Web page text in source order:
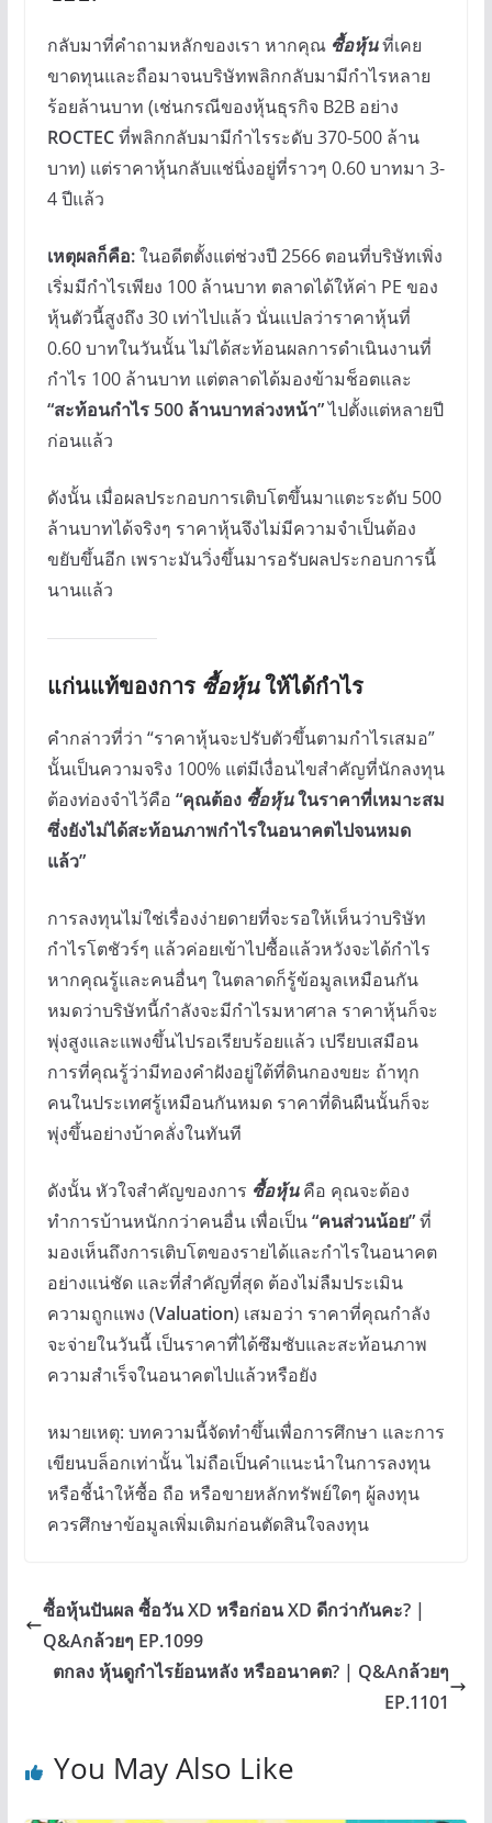
กลับมาที่คำถามหลักของเรา หากคุณ ซื้อหุ้นที่เคย
ขาดทุนและถือมาจนบริษัทพลิกกลับมามีกำไรหลาย
ร้อยล้านบาท (เช่นกรณีของหุ้นธุรกิจ B2B อย่าง
ROCTECที่พลิกกลับมามีกำไรระดับ 370-500 ล้าน
บาท) แต่ราคาหุ้นกลับแช่นิ่งอยู่ที่ราวๆ 0.60 บาทมา 3-
4 ปีแล้ว
เหตุผลก็คือ:ในอดีตตั้งแต่ช่วงปี 2566 ตอนที่บริษัทเพิ่ง
เริ่มมีกำไรเพียง 100 ล้านบาท ตลาดได้ให้ค่า PE ของ
หุ้นตัวนี้สูงถึง 30 เท่าไปแล้ว นั่นแปลว่าราคาหุ้นที่
0.60 บาทในวันนั้น ไม่ได้สะท้อนผลการดำเนินงานที่
กำไร 100 ล้านบาท แต่ตลาดได้มองข้ามช็อตและ
“สะท้อนกำไร 500 ล้านบาทล่วงหน้า”ไปตั้งแต่หลายปี
ก่อนแล้ว
ดังนั้น เมื่อผลประกอบการเติบโตขึ้นมาแตะระดับ 500
ล้านบาทได้จริงๆ ราคาหุ้นจึงไม่มีความจำเป็นต้อง
ขยับขึ้นอีก เพราะมันวิ่งขึ้นมารอรับผลประกอบการนี้
นานแล้ว
แก่นแท้ของการ ซื้อหุ้นให้ได้กำไร
คำกล่าวที่ว่า “ราคาหุ้นจะปรับตัวขึ้นตามกำไรเสมอ”
นั้นเป็นความจริง 100% แต่มีเงื่อนไขสำคัญที่นักลงทุน
ต้องท่องจำไว้คือ “คุณต้อง ซื้อหุ้นในราคาที่เหมาะสม
ซึ่งยังไม่ได้สะท้อนภาพกำไรในอนาคตไปจนหมด
แล้ว”
การลงทุนไม่ใช่เรื่องง่ายดายที่จะรอให้เห็นว่าบริษัท
กำไรโตชัวร์ๆ แล้วค่อยเข้าไปซื้อแล้วหวังจะได้กำไร
หากคุณรู้และคนอื่นๆ ในตลาดก็รู้ข้อมูลเหมือนกัน
หมดว่าบริษัทนี้กำลังจะมีกำไรมหาศาล ราคาหุ้นก็จะ
พุ่งสูงและแพงขึ้นไปรอเรียบร้อยแล้ว เปรียบเสมือน
การที่คุณรู้ว่ามีทองคำฝังอยู่ใต้ที่ดินกองขยะ ถ้าทุก
คนในประเทศรู้เหมือนกันหมด ราคาที่ดินผืนนั้นก็จะ
พุ่งขึ้นอย่างบ้าคลั่งในทันที
ดังนั้น หัวใจสำคัญของการ ซื้อหุ้นคือ คุณจะต้อง
ทำการบ้านหนักกว่าคนอื่น เพื่อเป็น“คนส่วนน้อย”ที่
มองเห็นถึงการเติบโตของรายได้และกำไรในอนาคต
อย่างแน่ชัด และที่สำคัญที่สุด ต้องไม่ลืมประเมิน
ความถูกแพง (Valuation) เสมอว่า ราคาที่คุณกำลัง
จะจ่ายในวันนี้ เป็นราคาที่ได้ซึมซับและสะท้อนภาพ
ความสำเร็จในอนาคตไปแล้วหรือยัง
หมายเหตุ: บทความนี้จัดทำขึ้นเพื่อการศึกษา และการ
เขียนบล็อกเท่านั้น ไม่ถือเป็นคำแนะนำในการลงทุน
หรือชี้นำให้ซื้อ ถือ หรือขายหลักทรัพย์ใดๆ ผู้ลงทุน
ควรศึกษาข้อมูลเพิ่มเติมก่อนตัดสินใจลงทุน
ซื้อหุ้นปันผล ซื้อวัน XD หรือก่อน XD ดีกว่ากันคะ? |
Q&Aกล้วยๆ EP.1099
ตกลง หุ้นดูกำไรย้อนหลัง หรืออนาคต? | Q&Aกล้วยๆ
EP.1101
You May Also Like